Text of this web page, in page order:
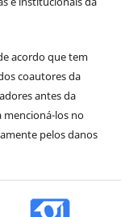
acordo que tem
coautores da
antes da
mencioná-los no
pelos danos